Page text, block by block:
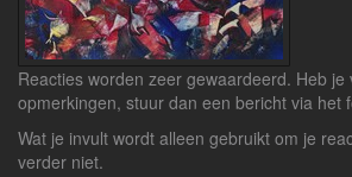
Reacties worden zeer gewaardeerd. Heb je
opmerkingen, stuur dan een bericht via het
Wat je invult wordt alleen gebruikt om je
verder niet.